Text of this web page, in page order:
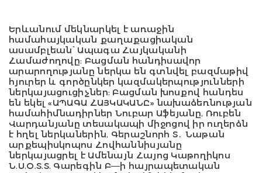
Երևանում մեկնարկել է առաջին
համահայկական քաղաքացիական
ասամբլեան՝ Ապագա Հայկականի
Համաժողովը: Բացման հանդիսավոր
արարողությանը ներկա են գտնվել բազմաթիվ
հյուրեր և գործընկեր կազմակերպությունների
ներկայացուցիչներ: Բացման խոսքով հանդես
են եկել «ԱՊԱԳԱ ՀԱՅԿԱԿԱՆԸ» նախաձեռնության
համահիմնադիրներ Նուբար Աֆեյանը, Ռուբեն
Վարդանյանը տեսակապի միջոցով իր ուղերձն
է հղել ներկաներին, Գերաշնորհ Տ․ Նաթան
արքեպիսկոպոս Հովհաննիսյանը
ներկայացրել է Ամենայն Հայոց Կաթողիկոս
Ն.Ս.Օ.Տ.Տ. Գարեգին Բ—ի հայրապետական